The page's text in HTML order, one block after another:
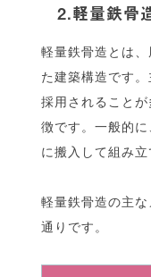
2.軽量鉄骨
軽量鉄骨造とは
た建築構造です
採用されること
徴です。一般的
に搬入して組み
軽量鉄骨造の主
通りです。